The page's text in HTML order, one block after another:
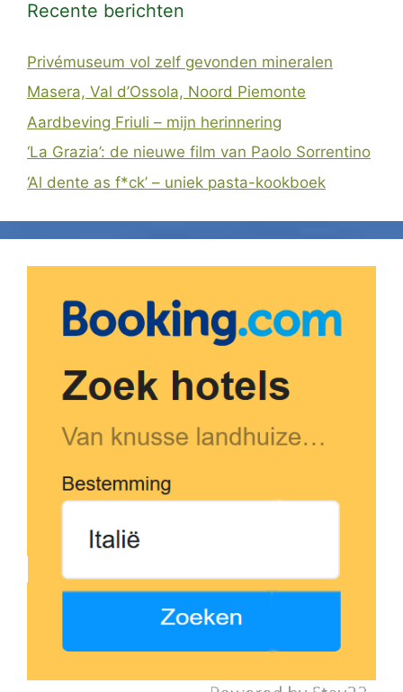
Recente berichten
Privémuseum vol zelf gevonden mineralen
Masera, Val d’Ossola, Noord Piemonte
Aardbeving Friuli – mijn herinnering
‘La Grazia’: de nieuwe film van Paolo Sorrentino
‘Al dente as f*ck’ – uniek pasta-kookboek